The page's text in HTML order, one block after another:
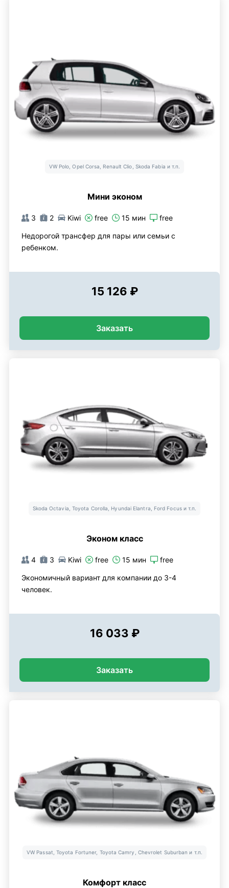
VW Polo, Opel Corsa, Renault Clio, Skoda Fabia и т.п.
Мини эконом
3 2 Kiwi free 15 мин free
Недорогой трансфер для пары или семьи с
ребенком.
15 126 ₽
Заказать
Skoda Octavia, Toyota Corolla, Hyundai Elantra, Ford Focus и т.п.
Эконом класс
4 3 Kiwi free 15 мин free
Экономичный вариант для компании до 3-4
человек.
16 033 ₽
Заказать
VW Passat, Toyota Fortuner, Toyota Camry, Chevrolet Suburban и т.п.
Комфорт класс